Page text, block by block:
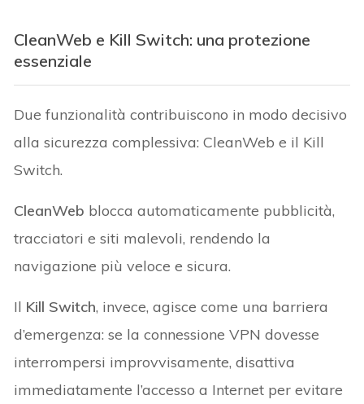
CleanWeb e Kill Switch: una protezione
essenziale
Due funzionalità contribuiscono in modo decisivo
alla sicurezza complessiva: CleanWeb e il Kill
Switch.
CleanWeb blocca automaticamente pubblicità,
tracciatori e siti malevoli, rendendo la
navigazione più veloce e sicura.
Il Kill Switch, invece, agisce come una barriera
d’emergenza: se la connessione VPN dovesse
interrompersi improvvisamente, disattiva
immediatamente l’accesso a Internet per evitare